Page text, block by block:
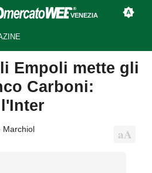
VENEZIA
Empoli mette gli
Carboni:
Marchiol